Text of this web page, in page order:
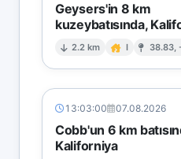
Geysers'in 8 km
kuzeybatısında,
2.2 km I 38.83,
13:03:00 07.08.2026
Cobb'un 6 km
Kaliforniya